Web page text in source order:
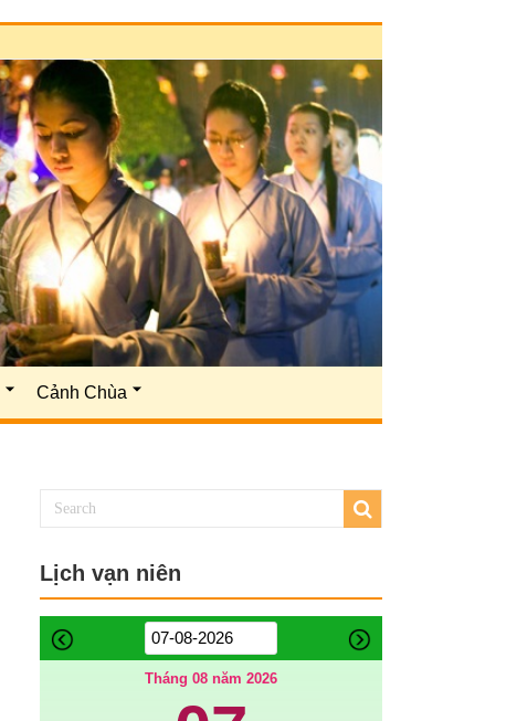
Cảnh Chùa
Lịch vạn niên
Tháng 08 năm 2026